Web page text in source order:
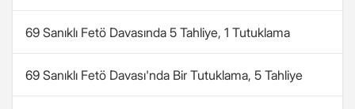
69 Sanıklı Fetö Davasında 5 Tahliye, 1 Tutuklama
69 Sanıklı Fetö Davası'nda Bir Tutuklama, 5 Tahliye